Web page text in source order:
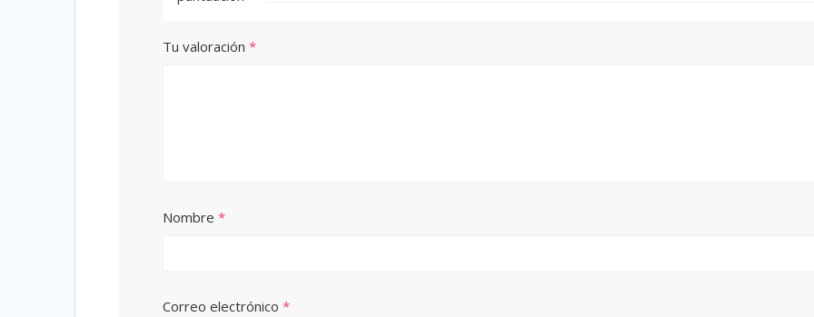
Tu valoración*
Nombre*
Correo electrónico*